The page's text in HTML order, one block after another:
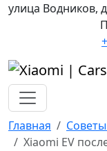
улица Водников,
Главная
Xiaomi EV